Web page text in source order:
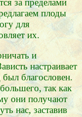
за пределами
плоды
для
их.
и
настраивает
благословен.
так как
они получают
нас, заставив